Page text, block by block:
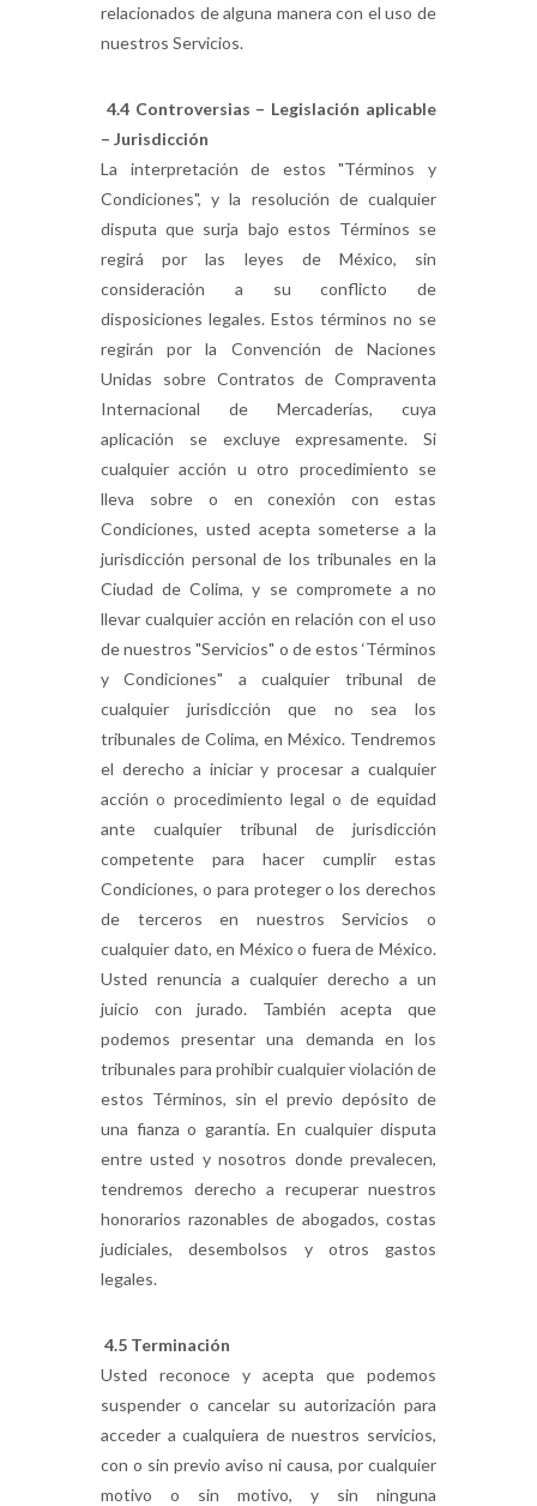
relacionados de alguna manera con el uso de
nuestros Servicios.
4.4 Controversias – Legislación aplicable
– Jurisdicción
La interpretación de estos "Términos y
Condiciones", y la resolución de cualquier
disputa que surja bajo estos Términos se
regirá por las leyes de México, sin
consideración a su conflicto de
disposiciones legales. Estos términos no se
regirán por la Convención de Naciones
Unidas sobre Contratos de Compraventa
Internacional de Mercaderías, cuya
aplicación se excluye expresamente. Si
cualquier acción u otro procedimiento se
lleva sobre o en conexión con estas
Condiciones, usted acepta someterse a la
jurisdicción personal de los tribunales en la
Ciudad de Colima, y se compromete a no
llevar cualquier acción en relación con el uso
de nuestros "Servicios" o de estos ‘Términos
y Condiciones" a cualquier tribunal de
cualquier jurisdicción que no sea los
tribunales de Colima, en México. Tendremos
el derecho a iniciar y procesar a cualquier
acción o procedimiento legal o de equidad
ante cualquier tribunal de jurisdicción
competente para hacer cumplir estas
Condiciones, o para proteger o los derechos
de terceros en nuestros Servicios o
cualquier dato, en México o fuera de México.
Usted renuncia a cualquier derecho a un
juicio con jurado. También acepta que
podemos presentar una demanda en los
tribunales para prohibir cualquier violación de
estos Términos, sin el previo depósito de
una fianza o garantía. En cualquier disputa
entre usted y nosotros donde prevalecen,
tendremos derecho a recuperar nuestros
honorarios razonables de abogados, costas
judiciales, desembolsos y otros gastos
legales.
4.5 Terminación
Usted reconoce y acepta que podemos
suspender o cancelar su autorización para
acceder a cualquiera de nuestros servicios,
con o sin previo aviso ni causa, por cualquier
motivo o sin motivo, y sin ninguna